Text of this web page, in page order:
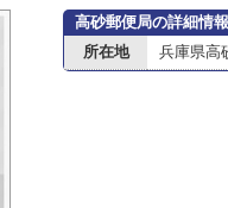
高砂郵便局の詳細情報
所在地
兵庫県高